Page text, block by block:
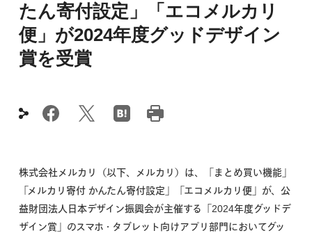
たん寄付設定」「エコメルカリ
便」が2024年度グッドデザイン
賞を受賞
株式会社メルカリ（以下、メルカリ）は、「まとめ買い機能」
「メルカリ寄付 かんたん寄付設定」「エコメルカリ便」が、公
益財団法人日本デザイン振興会が主催する「2024年度グッドデ
ザイン賞」のスマホ・タブレット向けアプリ部門においてグッ